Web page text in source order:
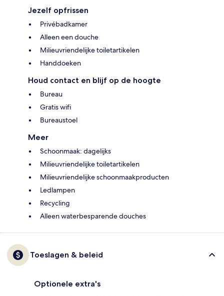
Jezelf opfrissen
Privébadkamer
Alleen een douche
Milieuvriendelijke toiletartikelen
Handdoeken
Houd contact en blijf op de hoogte
Bureau
Gratis wifi
Bureaustoel
Meer
Schoonmaak: dagelijks
Milieuvriendelijke toiletartikelen
Milieuvriendelijke schoonmaakproducten
Ledlampen
Recycling
Alleen waterbesparende douches
Toeslagen & beleid
Optionele extra's